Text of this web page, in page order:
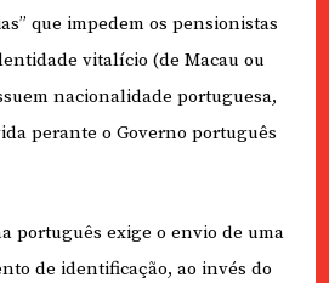
que impedem os pensionistas
vitalício (de Macau ou
nacionalidade portuguesa,
perante o Governo português
português exige o envio de uma
de identificação, ao invés do